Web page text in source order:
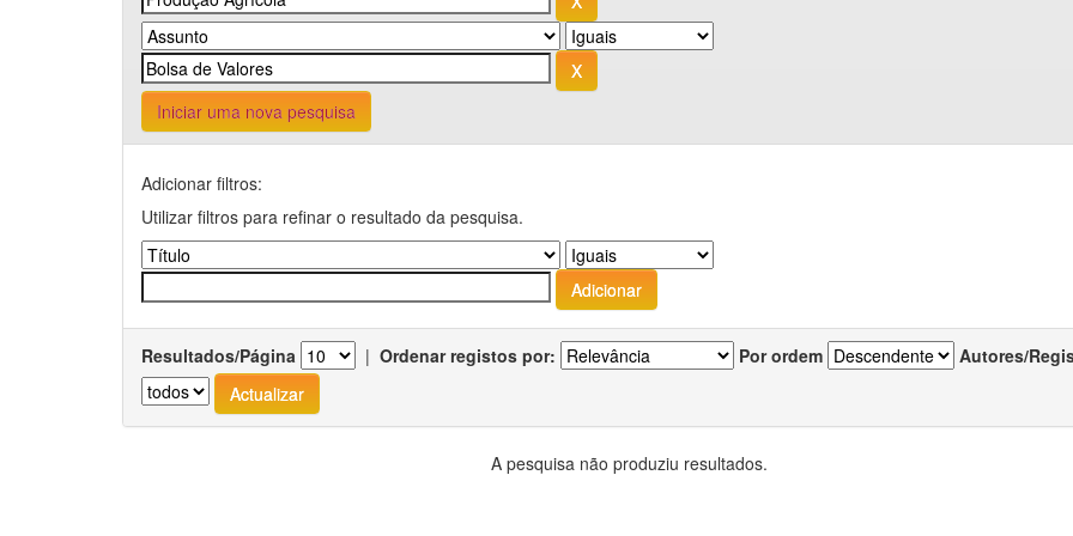
Iniciar uma nova pesquisa
Adicionar filtros:
Utilizar filtros para refinar o resultado da pesquisa.
Resultados/Página | Ordenar registos por: Por ordem Autores/
A pesquisa não produziu resultados.